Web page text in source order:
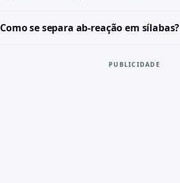
Como se separa ab-reação em sílabas?
PUBLICIDADE